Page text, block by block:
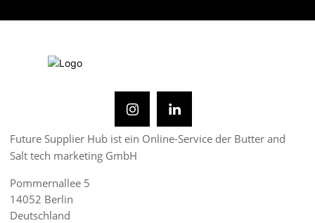
Future Supplier Hub ist ein Online-Service der Butter and
Salt tech marketing GmbH
Pommernallee 5
14052 Berlin
Deutschland